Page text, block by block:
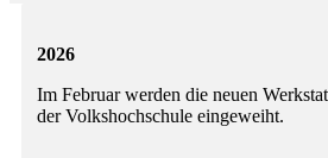
2026
Im Februar werden die neuen
der Volkshochschule eingeweiht.